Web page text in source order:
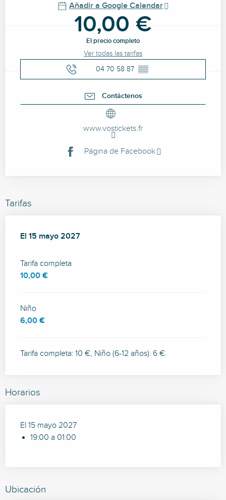
Añadir a Google Calendar
10,00 €
El precio completo
Ver todas las tarifas
04 70 58 87 ▒▒
Contáctenos
www.vostickets.fr
Página de Facebook
Tarifas
El 15 mayo 2027
El 15 mayo 2027
Tarifa completa
10,00 €
Niño
6,00 €
Tarifa completa: 10 €, Niño (6-12 años): 6 €.
Horarios
El 15 mayo 2027
19:00 a 01:00
Ubicación